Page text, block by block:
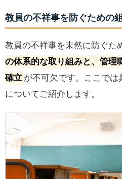
教員の不祥事を防ぐための
教員の不祥事を未然に防ぐた
の体系的な取り組みと、管理
確立 が不可欠です。ここで
についてご紹介します。